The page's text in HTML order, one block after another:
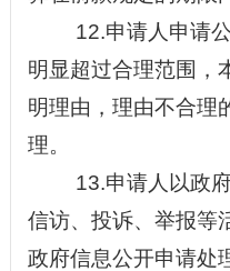
12.申请人申请
明显超过合理范围，
明理由，理由不合理
理。
13.申请人以政
信访、投诉、举报等
政府信息公开申请处